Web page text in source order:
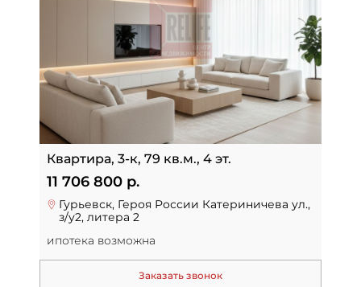
Квартира, 3-к, 79 кв.м., 4 эт.
11 706 800 р.
Гурьевск, Героя России Катериничева ул.,
з/у2, литера 2
ипотека возможна
Заказать звонок